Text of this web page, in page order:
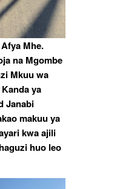
Mhe.
na Mgombe
Mkuu wa
ya
Janabi
makuu ya
kwa ajili
huo leo